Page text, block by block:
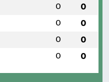
0 0
0 0
0 0
0 0